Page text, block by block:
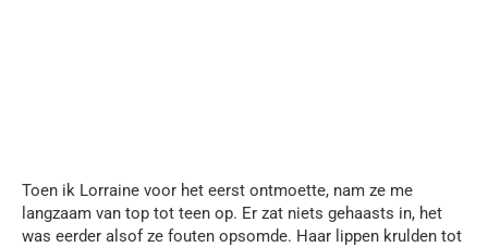
Toen ik Lorraine voor het eerst ontmoette, nam ze me
langzaam van top tot teen op. Er zat niets gehaasts in, het
was eerder alsof ze fouten opsomde. Haar lippen krulden tot